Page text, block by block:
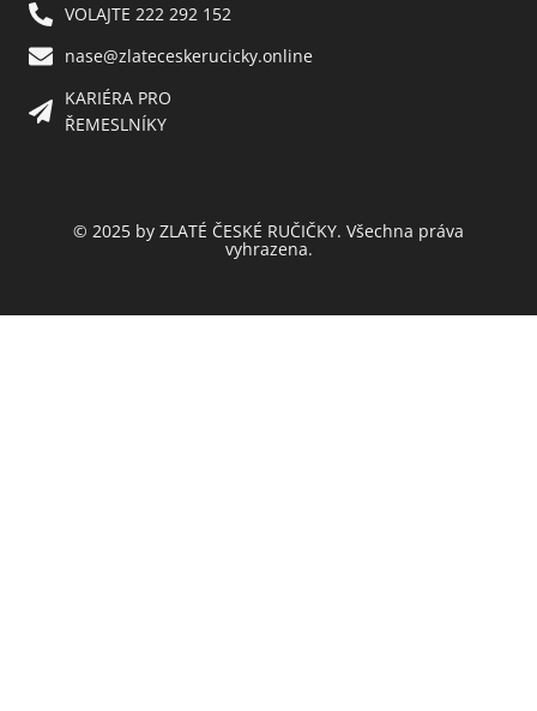
VOLAJTE 222 292 152
nase@zlateceskerucicky.online
KARIÉRA PRO
ŘEMESLNÍKY
© 2025 by ZLATÉ ČESKÉ RUČIČKY. Všechna práva
vyhrazena.